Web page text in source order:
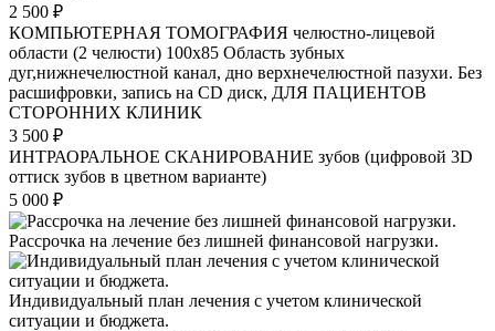
2 500 ₽
КОМПЬЮТЕРНАЯ ТОМОГРАФИЯ челюстно-лицевой
области (2 челюсти) 100х85 Область зубных
дуг,нижнечелюстной канал, дно верхнечелюстной пазухи. Без
расшифровки, запись на CD диск, ДЛЯ ПАЦИЕНТОВ
СТОРОННИХ КЛИНИК
3 500 ₽
ИНТРАОРАЛЬНОЕ СКАНИРОВАНИЕ зубов (цифровой 3D
оттиск зубов в цветном варианте)
5 000 ₽
Рассрочка на лечение без лишней финансовой нагрузки.
Индивидуальный план лечения с учетом клинической
ситуации и бюджета.